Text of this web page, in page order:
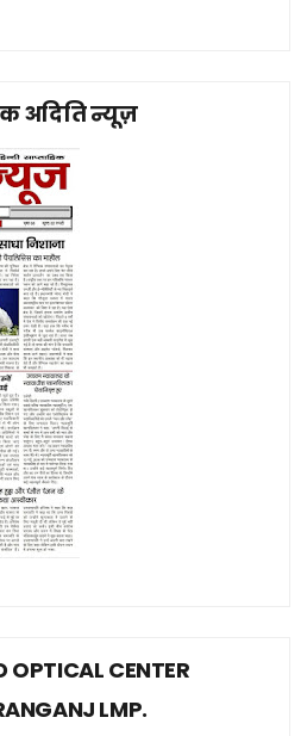
अदिति न्यूज़
OPTICAL CENTER
LMP.